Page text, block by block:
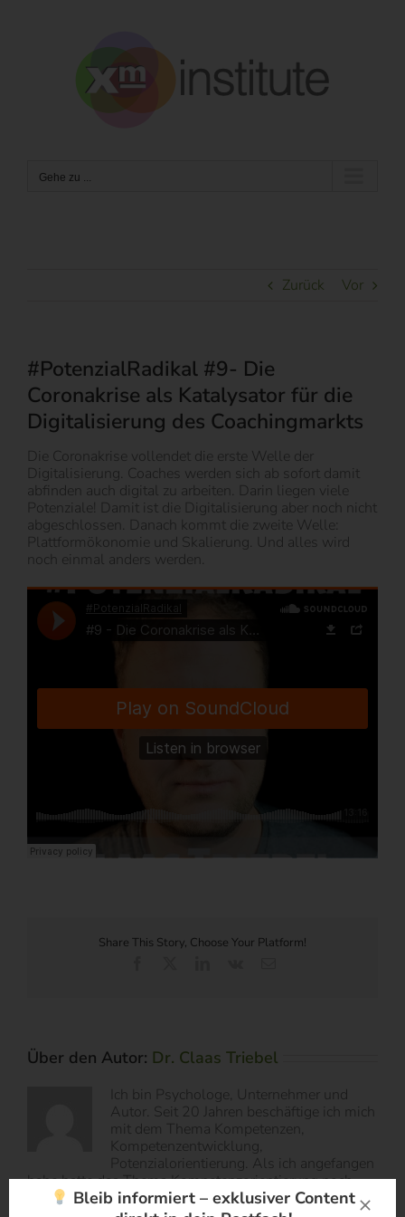
Gehe zu ...
Zurück Vor
#PotenzialRadikal #9- Die
Coronakrise als Katalysator für die
Digitalisierung des Coachingmarkts
Die Coronakrise vollendet die erste Welle der
Digitalisierung. Coaches werden sich ab sofort damit
abfinden auch digital zu arbeiten. Darin liegen viele
Potenziale! Damit ist die Digitalisierung aber noch nicht
abgeschlossen. Danach kommt die zweite Welle:
Plattformökonomie und Skalierung. Und alles wird
noch einmal anders werden.
Share This Story, Choose Your Platform!
Über den Autor: Dr. Claas Triebel
Ich bin Psychologe, Unternehmer und
Autor. Seit 20 Jahren beschäftige ich mich
mit dem Thema Kompetenzen,
Kompetenzentwicklung,
Potenzialorientierung. Als ich angefangen
habe hatte das Thema Kompetenzorientierung noch
einen ganz anderen Charakter als heute. Da ging es um
Bleib informiert – exklusiver Content